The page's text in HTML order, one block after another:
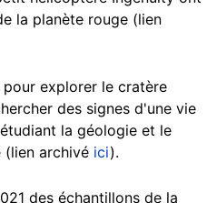
la planète rouge (lien
explorer le cratère
des signes d'une vie
la géologie et le
archivé ici).
des échantillons de la